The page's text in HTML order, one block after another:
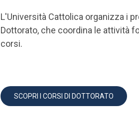
L'Università Cattolica organizza i
Dottorato, che coordina le attività
corsi.
SCOPRI I CORSI DI DOTTORATO